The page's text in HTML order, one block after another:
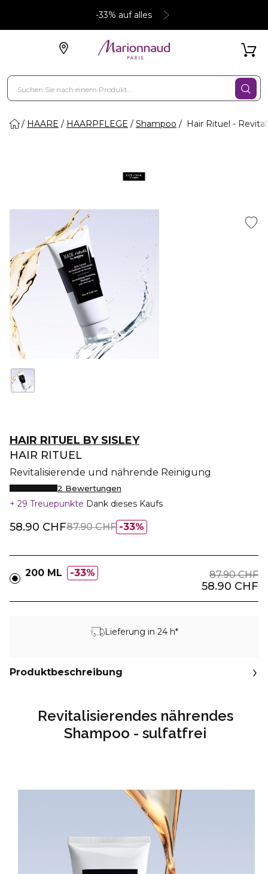
-33% auf alles
HAARE HAARPFLEGE Shampoo Hair Rituel -
HAIR RITUEL BY SISLEY
HAIR RITUEL
Revitalisierende und nährende Reinigung
2 Bewertungen
29 Treuepunkte Dank dieses Kaufs
33%
58.90 CHF87.90 CHF
200 ML 33% 87.90 CHF
58.90 CHF
Lieferung in 24 h*
Produktbeschreibung
Revitalisierendes nährendes
Shampoo - sulfatfrei